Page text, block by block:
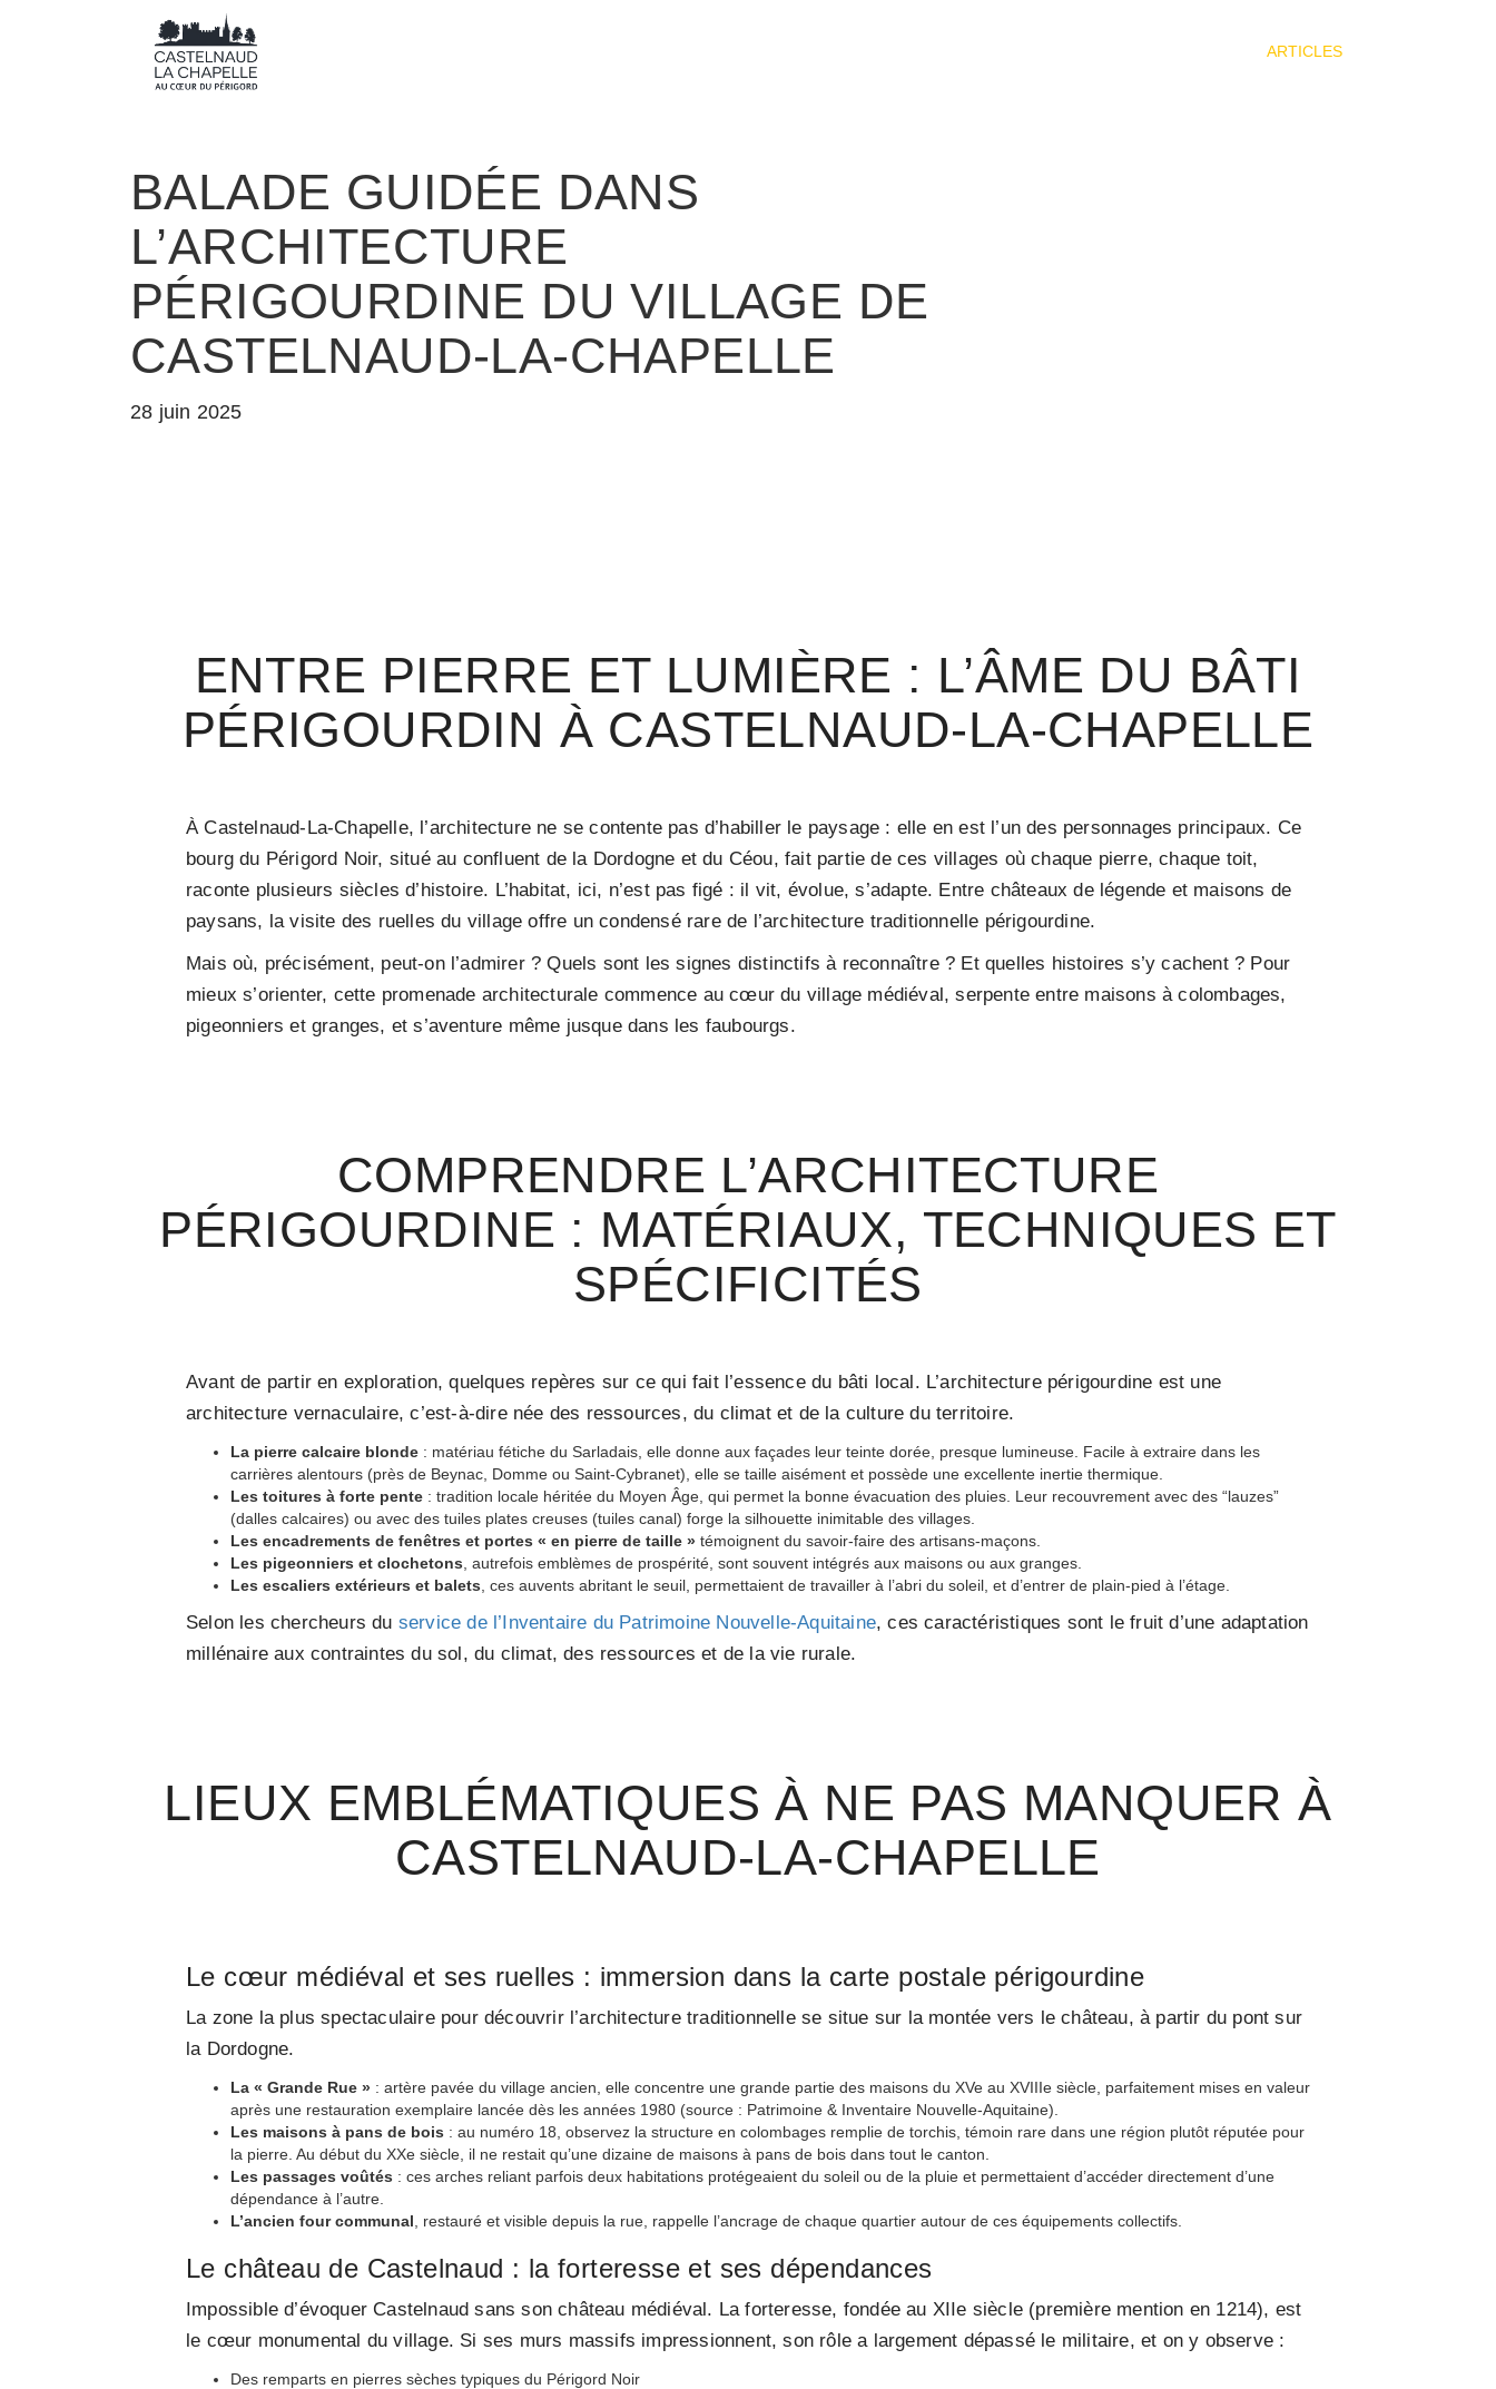
ARTICLES
BALADE GUIDÉE DANS
L’ARCHITECTURE
PÉRIGOURDINE DU VILLAGE DE
CASTELNAUD-LA-CHAPELLE
28 juin 2025
ENTRE PIERRE ET LUMIÈRE : L’ÂME DU BÂTI
PÉRIGOURDIN À CASTELNAUD-LA-CHAPELLE
À Castelnaud-La-Chapelle, l’architecture ne se contente pas d’habiller le paysage : elle en est l’un des personnages principaux. Ce
bourg du Périgord Noir, situé au confluent de la Dordogne et du Céou, fait partie de ces villages où chaque pierre, chaque toit,
raconte plusieurs siècles d’histoire. L’habitat, ici, n’est pas figé : il vit, évolue, s’adapte. Entre châteaux de légende et maisons de
paysans, la visite des ruelles du village offre un condensé rare de l’architecture traditionnelle périgourdine.
Mais où, précisément, peut-on l’admirer ? Quels sont les signes distinctifs à reconnaître ? Et quelles histoires s’y cachent ? Pour
mieux s’orienter, cette promenade architecturale commence au cœur du village médiéval, serpente entre maisons à colombages,
pigeonniers et granges, et s’aventure même jusque dans les faubourgs.
COMPRENDRE L’ARCHITECTURE
PÉRIGOURDINE : MATÉRIAUX, TECHNIQUES ET
SPÉCIFICITÉS
Avant de partir en exploration, quelques repères sur ce qui fait l’essence du bâti local. L’architecture périgourdine est une
architecture vernaculaire, c’est-à-dire née des ressources, du climat et de la culture du territoire.
La pierre calcaire blonde : matériau fétiche du Sarladais, elle donne aux façades leur teinte dorée, presque lumineuse. Facile à extraire dans les
carrières alentours (près de Beynac, Domme ou Saint-Cybranet), elle se taille aisément et possède une excellente inertie thermique.
Les toitures à forte pente : tradition locale héritée du Moyen Âge, qui permet la bonne évacuation des pluies. Leur recouvrement avec des “lauzes”
(dalles calcaires) ou avec des tuiles plates creuses (tuiles canal) forge la silhouette inimitable des villages.
Les encadrements de fenêtres et portes « en pierre de taille » témoignent du savoir-faire des artisans-maçons.
Les pigeonniers et clochetons , autrefois emblèmes de prospérité, sont souvent intégrés aux maisons ou aux granges.
Les escaliers extérieurs et balets , ces auvents abritant le seuil, permettaient de travailler à l’abri du soleil, et d’entrer de plain-pied à l’étage.
Selon les chercheurs du service de l’Inventaire du Patrimoine Nouvelle-Aquitaine, ces caractéristiques sont le fruit d’une adaptation
millénaire aux contraintes du sol, du climat, des ressources et de la vie rurale.
LIEUX EMBLÉMATIQUES À NE PAS MANQUER À
CASTELNAUD-LA-CHAPELLE
Le cœur médiéval et ses ruelles : immersion dans la carte postale périgourdine
La zone la plus spectaculaire pour découvrir l’architecture traditionnelle se situe sur la montée vers le château, à partir du pont sur
la Dordogne.
La « Grande Rue » : artère pavée du village ancien, elle concentre une grande partie des maisons du XVe au XVIIIe siècle, parfaitement mises en valeur
après une restauration exemplaire lancée dès les années 1980 (source : Patrimoine & Inventaire Nouvelle-Aquitaine).
Les maisons à pans de bois : au numéro 18, observez la structure en colombages remplie de torchis, témoin rare dans une région plutôt réputée pour
la pierre. Au début du XXe siècle, il ne restait qu’une dizaine de maisons à pans de bois dans tout le canton.
Les passages voûtés : ces arches reliant parfois deux habitations protégeaient du soleil ou de la pluie et permettaient d’accéder directement d’une
dépendance à l’autre.
L’ancien four communal , restauré et visible depuis la rue, rappelle l’ancrage de chaque quartier autour de ces équipements collectifs.
Le château de Castelnaud : la forteresse et ses dépendances
Impossible d’évoquer Castelnaud sans son château médiéval. La forteresse, fondée au XIIe siècle (première mention en 1214), est
le cœur monumental du village. Si ses murs massifs impressionnent, son rôle a largement dépassé le militaire, et on y observe :
Des remparts en pierres sèches typiques du Périgord Noir